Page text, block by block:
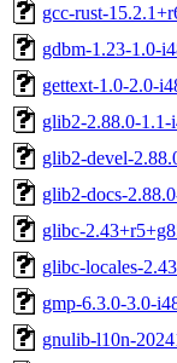
gcc-rust-
gdbm-1.23-1.0-
gettext-1.0-2.0-
glib2-2.88.0-1.1-
glib2-devel-
glib2-docs-
glibc-
glibc-locales-
gmp-6.3.0-3.0-
gnulib-l10n-